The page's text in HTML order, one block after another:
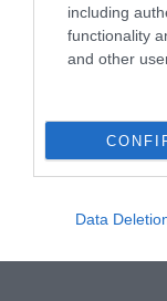
including
functionality
and other
Data